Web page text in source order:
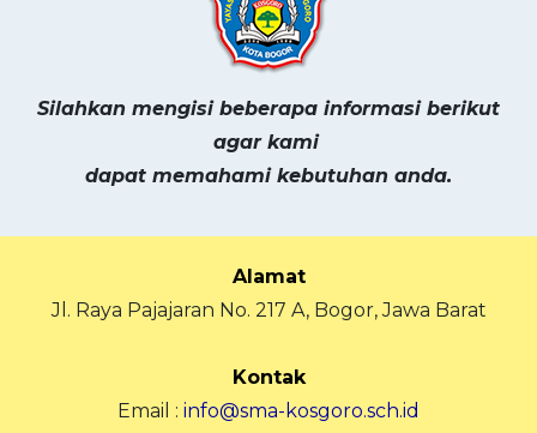
Silahkan mengisi beberapa informasi berikut
agar kami
dapat memahami kebutuhan anda.
Alamat
Jl. Raya Pajajaran No. 217 A, Bogor, Jawa Barat
Kontak
Email : info@sma-kosgoro.sch.id